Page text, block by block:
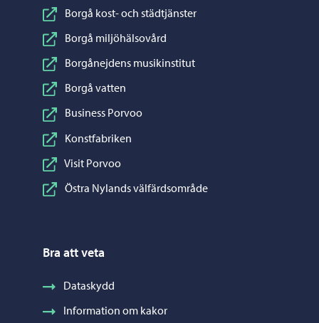
Borgå kost- och städtjänster
Borgå miljöhälsovård
Borgånejdens musikinstitut
Borgå vatten
Business Porvoo
Konstfabriken
Visit Porvoo
Östra Nylands välfärdsområde
Bra att veta
Dataskydd
Information om kakor